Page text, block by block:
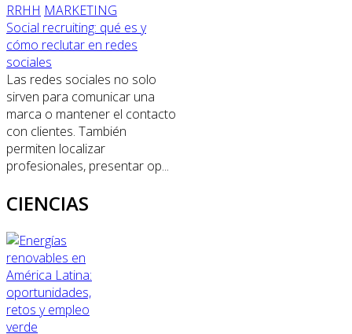
RRHH MARKETING
Social recruiting: qué es y
cómo reclutar en redes
sociales
Las redes sociales no solo
sirven para comunicar una
marca o mantener el contacto
con clientes. También
permiten localizar
profesionales, presentar op...
CIENCIAS